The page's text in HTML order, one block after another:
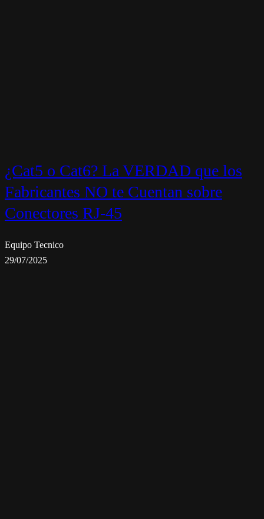
¿Cat5 o Cat6? La VERDAD que los
Fabricantes NO te Cuentan sobre
Conectores RJ-45
Equipo Tecnico
29/07/2025